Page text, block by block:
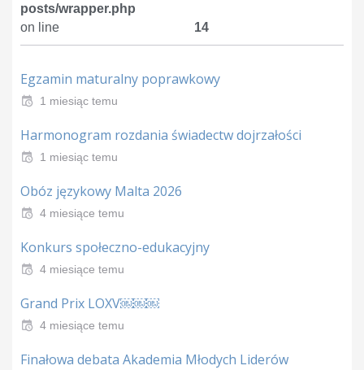
posts/wrapper.php
on line
14
Egzamin maturalny poprawkowy
1 miesiąc temu
Harmonogram rozdania świadectw dojrzałości
1 miesiąc temu
Obóz językowy Malta 2026
4 miesiące temu
Konkurs społeczno-edukacyjny
4 miesiące temu
Grand Prix LOXV￼￼￼
4 miesiące temu
Finałowa debata Akademia Młodych Liderów